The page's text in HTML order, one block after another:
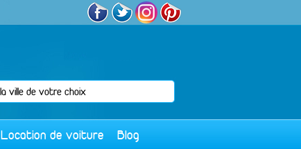
Location de voiture Blog